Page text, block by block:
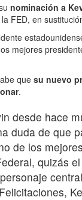
nominación a
FED, en
mejores
que su nuevo
.
desde hace
duda de que
de los
quizás